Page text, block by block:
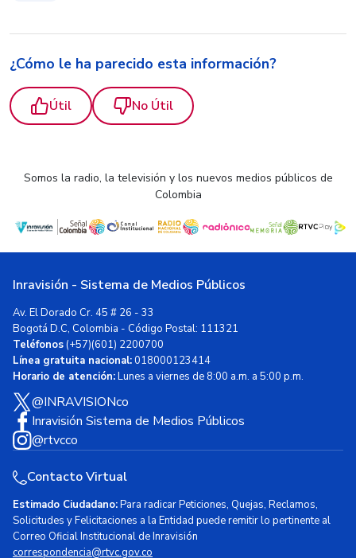
¿Cómo le ha parecido esta información?
Útil No Útil
Somos la radio, la televisión y los nuevos medios públicos de
Colombia
Inravisión - Sistema de Medios Públicos
Av. El Dorado Cr. 45 # 26 - 33
Bogotá D.C, Colombia - Código Postal: 111321
Teléfonos(+57)(601) 2200700
Línea gratuita nacional:018000123414
Horario de atención:Lunes a viernes de 8:00 a.m. a 5:00 p.m.
@INRAVISIONco
Inravisión Sistema de Medios Públicos
@rtvcco
Contacto Virtual
Estimado Ciudadano:Para radicar Peticiones, Quejas, Reclamos,
Solicitudes y Felicitaciones a la Entidad puede remitir lo pertinente al
Correo Oficial Institucional de Inravisión
correspondencia@rtvc.gov.co